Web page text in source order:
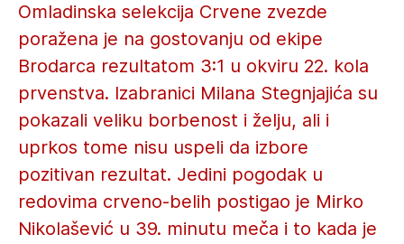
Omladinska selekcija Crvene zvezde
poražena je na gostovanju od ekipe
Brodarca rezultatom 3:1 u okviru 22. kola
prvenstva. Izabranici Milana Stegnjajića su
pokazali veliku borbenost i želju, ali i
uprkos tome nisu uspeli da izbore
pozitivan rezultat. Jedini pogodak u
redovima crveno-belih postigao je Mirko
Nikolašević u 39. minutu meča i to kada je